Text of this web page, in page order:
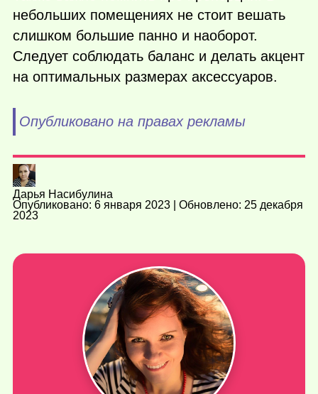
небольших помещениях не стоит вешать
слишком большие панно и наоборот.
Следует соблюдать баланс и делать акцент
на оптимальных размерах аксессуаров.
Опубликовано на правах рекламы
Дарья Насибулина
Опубликовано: 6 января 2023 | Обновлено: 25 декабря
2023